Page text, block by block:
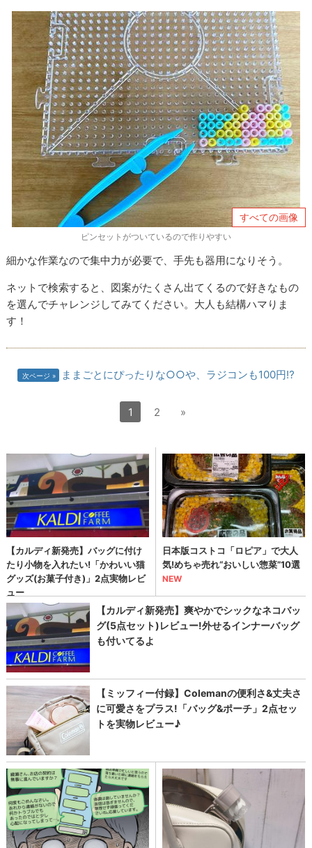
すべての画像
ピンセットがついているので作りやすい
細かな作業なので集中力が必要で、手先も器用になりそう。
ネットで検索すると、図案がたくさん出てくるので好きなもの
を選んでチャレンジしてみてください。大人も結構ハマりま
す！
次ページ ままごとにぴったりな○○や、ラジコンも100円⁉
1 2 »